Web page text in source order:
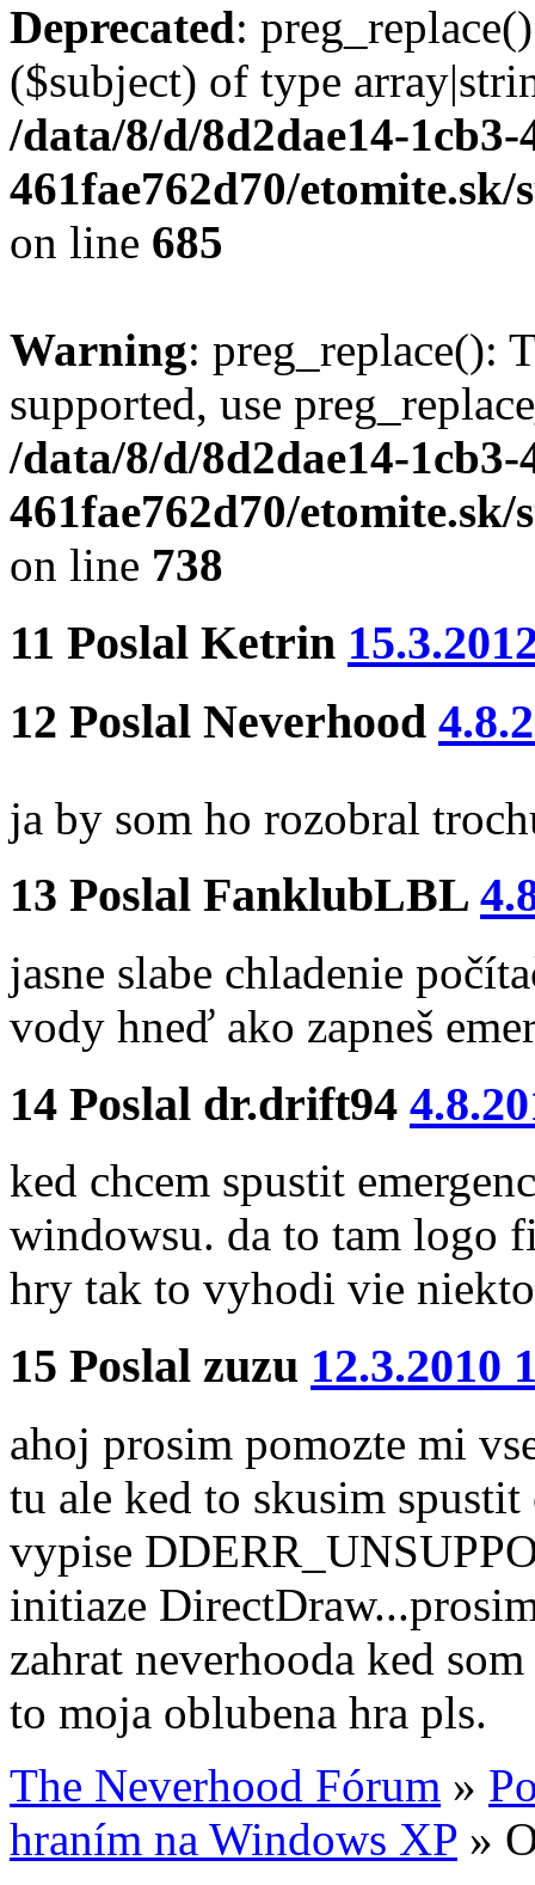
Deprecated:
($subject) of type
/data/8/d/8d2dae14-1cb3-
461fae762d70/
on line 685
Warning: preg_replace():
supported, use
/data/8/d/8d2dae14-1cb3-
461fae762d70/
on line 738
11 Poslal Ketrin
12 Poslal Neverhood
ja by som ho rozobral
13 Poslal FanklubLBL
jasne slabe chladenie
vody hneď ako zapneš
14 Poslal dr.drift94
ked chcem spustit
windowsu. da to tam logo
hry tak to vyhodi vie
15 Poslal zuzu 12.3.2010
ahoj prosim pomozte mi
tu ale ked to skusim
vypise
initiaze
zahrat neverhooda ked
to moja oblubena hra pls.
The Neverhood Fórum »
hraním na Windows XP »